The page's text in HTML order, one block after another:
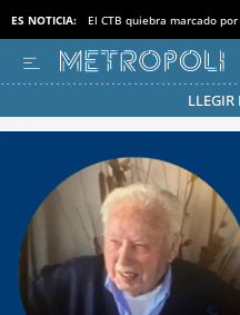
ES NOTICIA: El CTB quiebra marcado
LLEGIR
Pásate al